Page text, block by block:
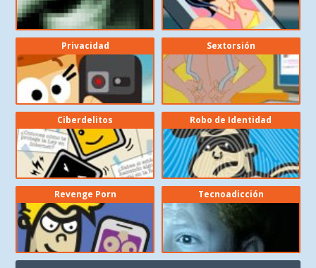
Privacidad Sextorsión
Ciberdelitos Robo de Identidad
Revenge Porn Tecnoadicción